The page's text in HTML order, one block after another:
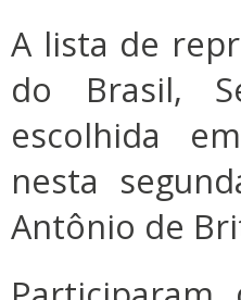
A lista de
do Brasil,
escolhida
nesta
Antônio de